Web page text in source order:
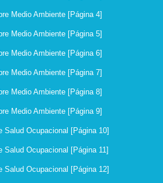
Medio Ambiente [Página 4]
Medio Ambiente [Página 5]
Medio Ambiente [Página 6]
Medio Ambiente [Página 7]
Medio Ambiente [Página 8]
Medio Ambiente [Página 9]
Salud Ocupacional [Página 10]
Salud Ocupacional [Página 11]
Salud Ocupacional [Página 12]